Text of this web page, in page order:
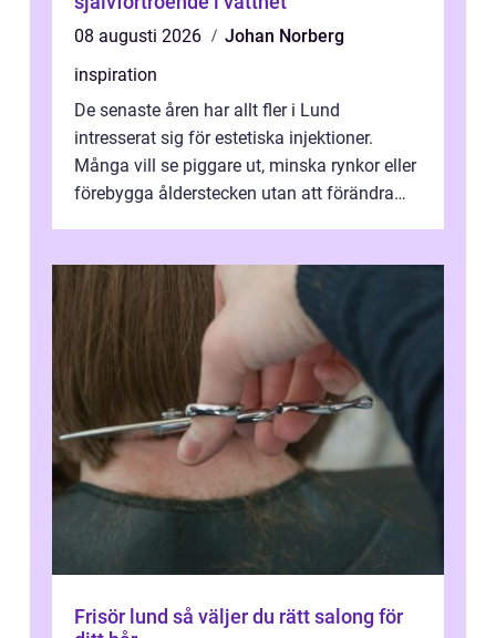
08 augusti 2026
Johan Norberg
inspiration
De senaste åren har allt fler i Lund
intresserat sig för estetiska injektioner.
Många vill se piggare ut, minska rynkor eller
förebygga ålderstecken utan att förändra
Frisör lund så väljer du rätt salong för